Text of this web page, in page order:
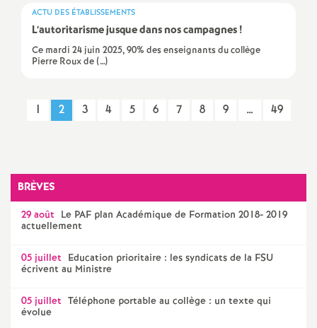
a
n
o
u
s
ACTU DES ÉTABLISSEMENTS
L’autoritarisme jusque dans nos campagnes!
Ce mardi 24 juin 2025, 90% des enseignants du collège
Pierre Roux de (…)
1 2 3 4 5 6 7 8 9 … 49
BRÈVES
29 août Le PAF plan Académique de Formation 2018- 2019
actuellement
05 juillet Education prioritaire : les syndicats de la FSU
écrivent au Ministre
05 juillet Téléphone portable au collège : un texte qui
évolue